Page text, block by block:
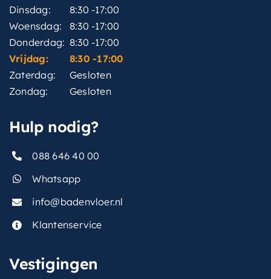
Dinsdag:
8:30 -17:00
Woensdag:
8:30 -17:00
Donderdag: 8:30 -17:00
Vrijdag:
8:30 -17:00
Zaterdag:
Gesloten
Zondag:
Gesloten
Hulp nodig?
088 646 40 00
Whatsapp
info@badenvloer.nl
Klantenservice
Vestigingen